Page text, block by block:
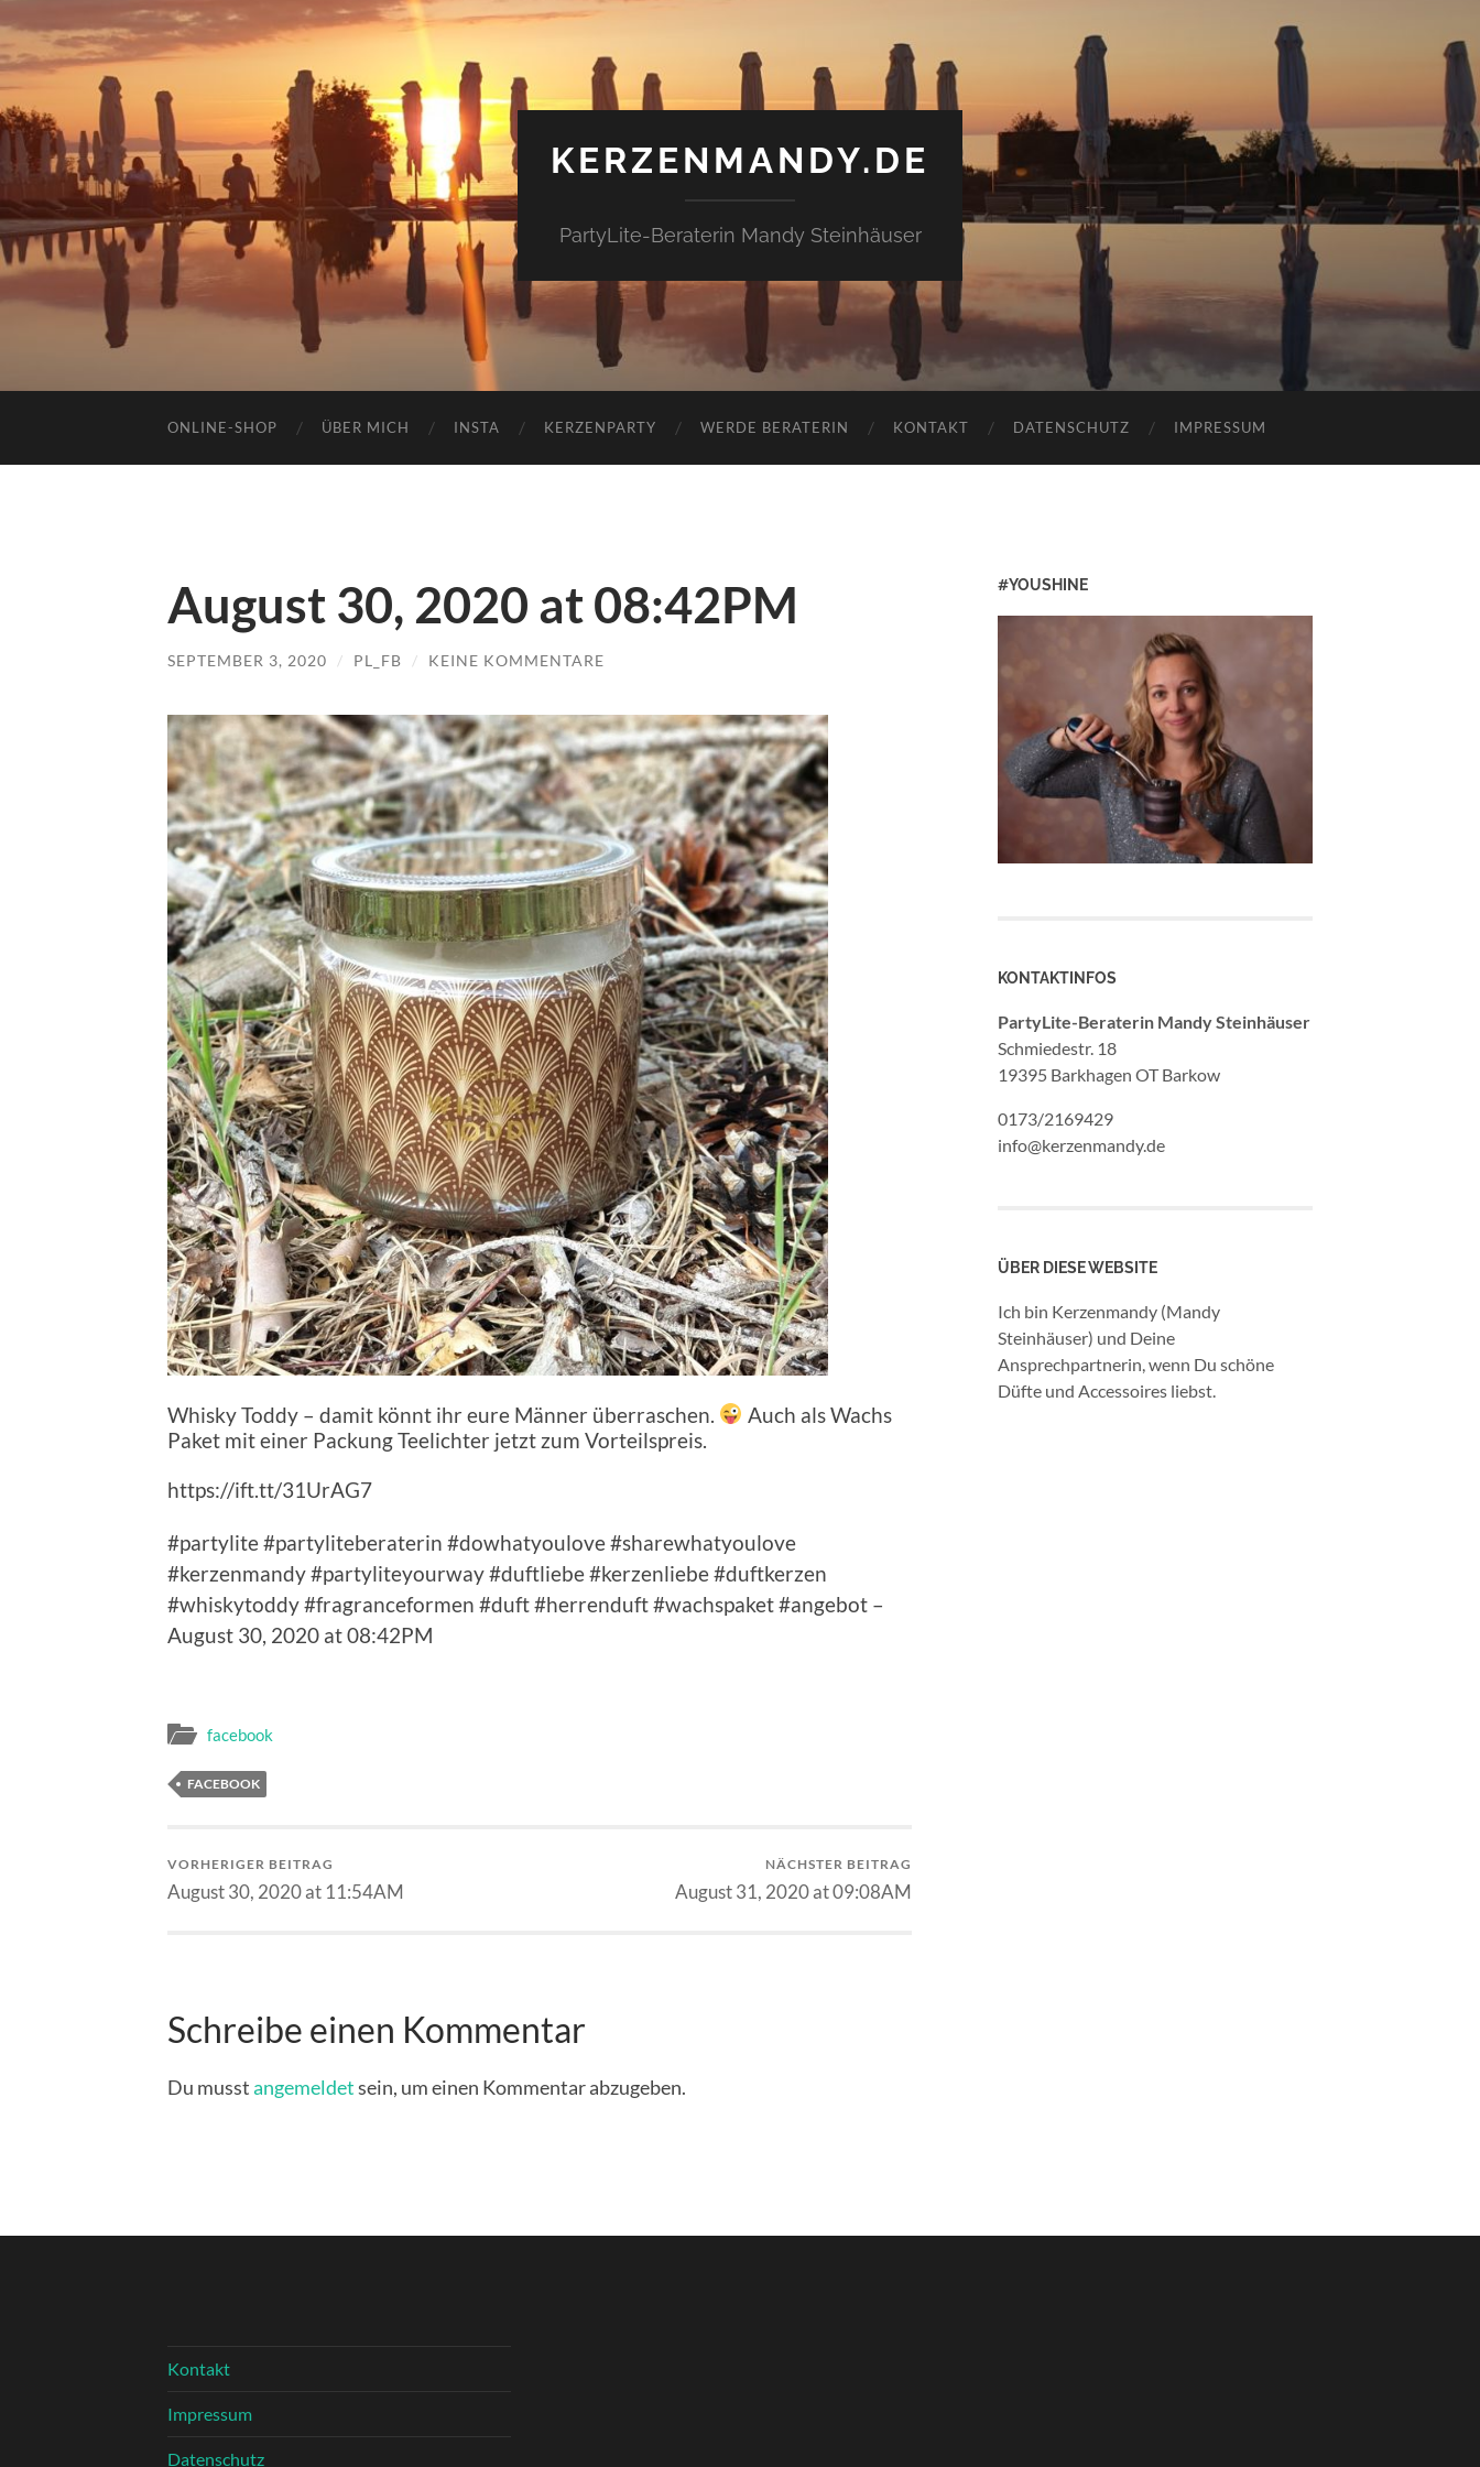
KERZENMANDY.DE
PartyLite-Beraterin Mandy Steinhäuser
ONLINE-SHOP ÜBER MICH INSTA KERZENPARTY WERDE BERATERIN KONTAKT DATENSCHUTZ IMPRESSUM
August 30, 2020 at 08:42PM
SEPTEMBER 3, 2020 / PL_FB / KEINE KOMMENTARE
Whisky Toddy – damit könnt ihr eure Männer überraschen.
Auch als Wachs
Paket mit einer Packung Teelichter jetzt zum Vorteilspreis.
https://ift.tt/31UrAG7
#partylite #partyliteberaterin #dowhatyoulove #sharewhatyoulove
#kerzenmandy #partyliteyourway #duftliebe #kerzenliebe #duftkerzen
#whiskytoddy #fragranceformen #duft #herrenduft #wachspaket #angebot –
August 30, 2020 at 08:42PM
facebook
FACEBOOK
VORHERIGER BEITRAG
August 30, 2020 at 11:54AM
NÄCHSTER BEITRAG
August 31, 2020 at 09:08AM
Schreibe einen Kommentar
Du musstangemeldetsein, um einen Kommentar abzugeben.
#YOUSHINE
KONTAKTINFOS
PartyLite-Beraterin Mandy Steinhäuser
Schmiedestr. 18
19395 Barkhagen OT Barkow
0173/2169429
info@kerzenmandy.de
ÜBER DIESE WEBSITE
Ich bin Kerzenmandy (Mandy
Steinhäuser) und Deine
Ansprechpartnerin, wenn Du schöne
Düfte und Accessoires liebst.
Kontakt
Impressum
Datenschutz